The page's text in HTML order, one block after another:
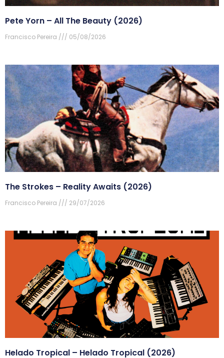
Pete Yorn – All The Beauty (2026)
Francisco Pereira 05/08/2026
The Strokes – Reality Awaits (2026)
Francisco Pereira 29/07/2026
Helado Tropical – Helado Tropical (2026)